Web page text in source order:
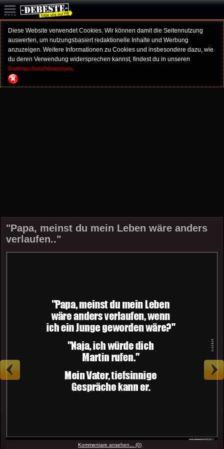
Diese Website verwendet Cookies. Wir können damit die Seitennutzung
auswerten, um nutzungsbasiert redaktionelle Inhalte und Werbung
anzuzeigen. Weitere Informationen zu Cookies und insbesondere dazu, wie
du deren Verwendung widersprechen kannst, findest du in unseren
Datenschutzhinweisen.
"Papa, meinst du mein Leben wäre anders
verlaufen.."
Kommentare ansehen... (0)